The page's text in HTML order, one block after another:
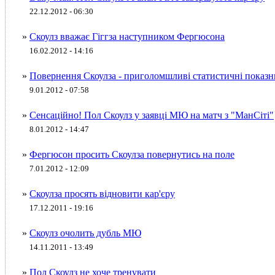
22.12.2012 - 06:30
» Скоулз вважає Гіггза наступником Фергюсона
16.02.2012 - 14:16
» Повернення Скоулза - приголомшливі статистичні
9.01.2012 - 07:58
» Сенсаційно! Пол Скоулз у заявці МЮ на матч з "МанСіті"
8.01.2012 - 14:47
» Фергюсон просить Скоулза повернутись на поле
7.01.2012 - 12:09
» Скоулза просять відновити кар'єру
17.12.2011 - 19:16
» Скоулз очолить дубль МЮ
14.11.2011 - 13:49
» Пол Скоулз не хоче тренувати